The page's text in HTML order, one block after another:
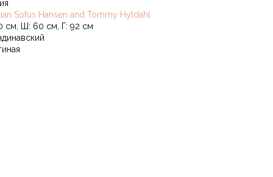
Sofus Hansen and Tommy Hyldahl
см, Ш: 60 см, Г: 92 см